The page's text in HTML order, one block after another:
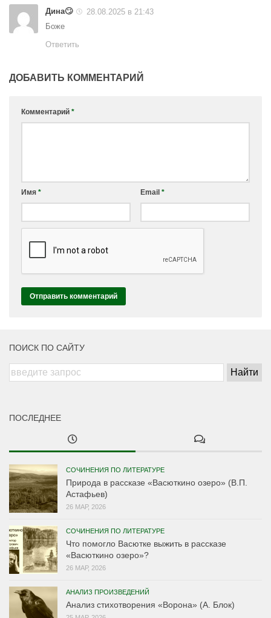
Дина🙄
28.08.2025 в 21:43
Боже
Ответить
ДОБАВИТЬ КОММЕНТАРИЙ
Комментарий *
Имя * Email *
ПОИСК ПО САЙТУ
ПОСЛЕДНЕЕ
СОЧИНЕНИЯ ПО ЛИТЕРАТУРЕ
Природа в рассказе «Васюткино озеро» (В.П.
Астафьев)
26 МАР, 2026
СОЧИНЕНИЯ ПО ЛИТЕРАТУРЕ
Что помогло Васютке выжить в рассказе
«Васюткино озеро»?
26 МАР, 2026
АНАЛИЗ ПРОИЗВЕДЕНИЙ
Анализ стихотворения «Ворона» (А. Блок)